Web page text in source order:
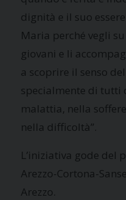
dignità e il suo
Maria perché vegli
giovani e li
a scoprire il senso
specialmente di tutti
malattia, nella
nella difficoltà”.
L’iniziativa gode del
Arezzo-Cortona-
Arezzo.